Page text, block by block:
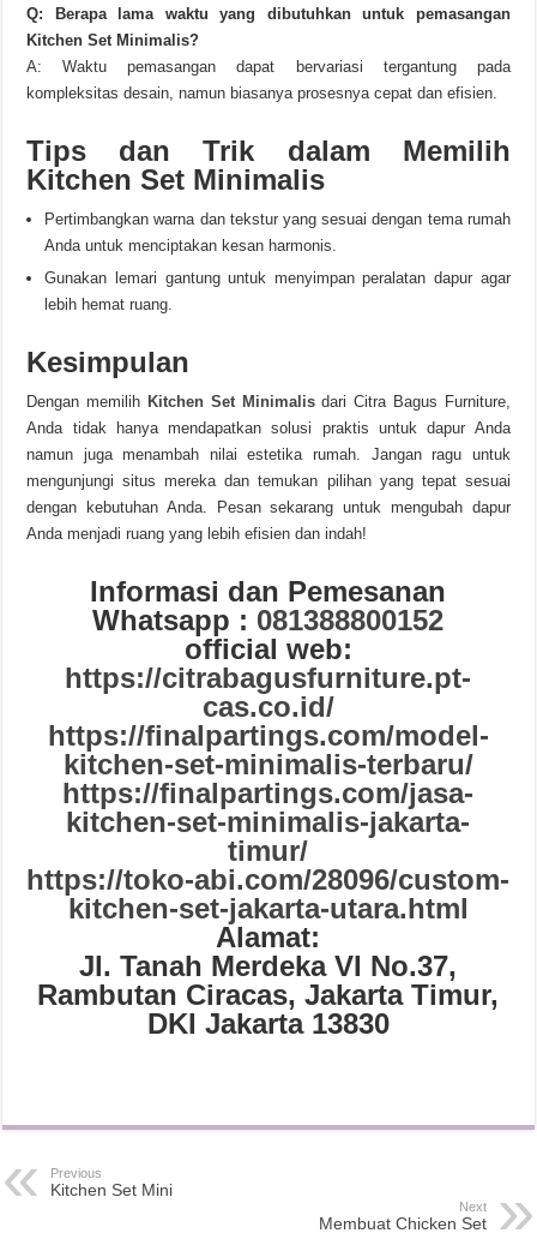
Q: Berapa lama waktu yang dibutuhkan untuk pemasangan
Kitchen Set Minimalis?
A: Waktu pemasangan dapat bervariasi tergantung pada
kompleksitas desain, namun biasanya prosesnya cepat dan efisien.
Tips dan Trik dalam Memilih
Kitchen Set Minimalis
Pertimbangkan warna dan tekstur yang sesuai dengan tema rumah
Anda untuk menciptakan kesan harmonis.
Gunakan lemari gantung untuk menyimpan peralatan dapur agar
lebih hemat ruang.
Kesimpulan
Dengan memilih Kitchen Set Minimalisdari Citra Bagus Furniture,
Anda tidak hanya mendapatkan solusi praktis untuk dapur Anda
namun juga menambah nilai estetika rumah. Jangan ragu untuk
mengunjungi situs mereka dan temukan pilihan yang tepat sesuai
dengan kebutuhan Anda. Pesan sekarang untuk mengubah dapur
Anda menjadi ruang yang lebih efisien dan indah!
Informasi dan Pemesanan
Whatsapp : 081388800152
official web:
https://citrabagusfurniture.pt-
cas.co.id/
https://finalpartings.com/model-
kitchen-set-minimalis-terbaru/
https://finalpartings.com/jasa-
kitchen-set-minimalis-jakarta-
timur/
https://toko-abi.com/28096/custom-
kitchen-set-jakarta-utara.html
Alamat:
Jl. Tanah Merdeka VI No.37,
Rambutan Ciracas, Jakarta Timur,
DKI Jakarta 13830
Previous
Kitchen Set Mini
Next
Membuat Chicken Set